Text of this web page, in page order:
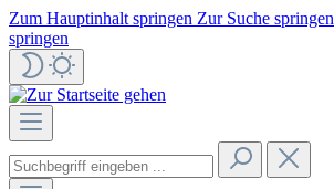
Zum Hauptinhalt springen Zur Suche springen
springen